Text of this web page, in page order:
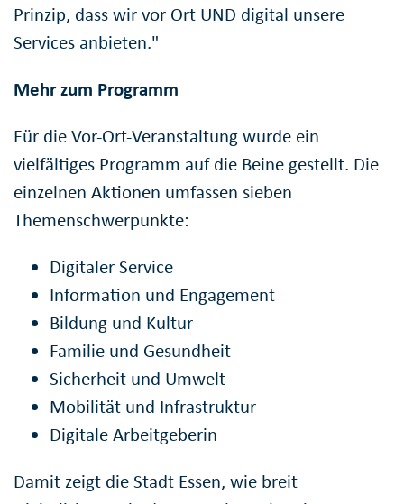
Prinzip, dass wir vor Ort UND digital unsere
Services anbieten."
Mehr zum Programm
Für die Vor-Ort-Veranstaltung wurde ein
vielfältiges Programm auf die Beine gestellt. Die
einzelnen Aktionen umfassen sieben
Themenschwerpunkte:
Digitaler Service
Information und Engagement
Bildung und Kultur
Familie und Gesundheit
Sicherheit und Umwelt
Mobilität und Infrastruktur
Digitale Arbeitgeberin
Damit zeigt die Stadt Essen, wie breit